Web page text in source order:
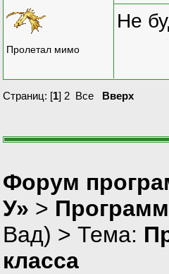
Пролетал мимо
Не
Страниц: [1] 2 Все Вверх
Форум
У» >
Вад) > Тема:
класса